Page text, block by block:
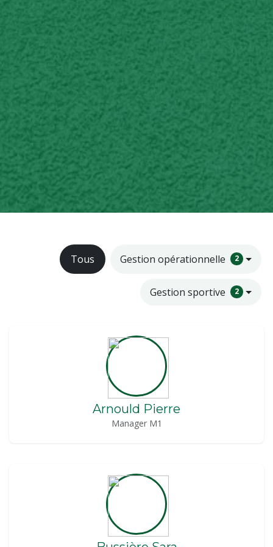
Tous Gestion opérationnelle 2
Gestion sportive 2
Arnould Pierre
Manager M1